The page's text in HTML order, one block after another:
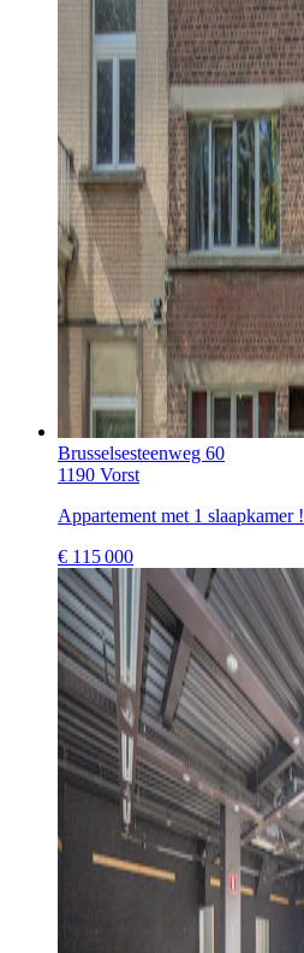
Brusselsesteenweg 60
1190 Vorst
Appartement met 1 slaapkamer !
€ 115 000